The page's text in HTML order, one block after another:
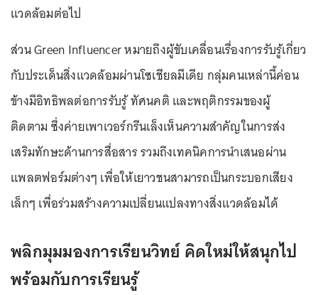
แวดล้อมต่อไป
ส่วน Green Influencer หมายถึงผู้ขับเคลื่อนเรื่องการรับรู้เกี่ยว
กับประเด็นสิ่งแวดล้อมผ่านโซเชียลมีเดีย กลุ่มคนเหล่านี้ค่อน
ข้างมีอิทธิพลต่อการรับรู้ ทัศนคติ และพฤติกรรมของผู้
ติดตาม ซึ่งค่ายเพาเวอร์กรีนเล็งเห็นความสำคัญในการส่ง
เสริมทักษะด้านการสื่อสาร รวมถึงเทคนิคการนำเสนอผ่าน
แพลตฟอร์มต่างๆ เพื่อให้เยาวชนสามารถเป็นกระบอกเสียง
เล็กๆ เพื่อร่วมสร้างความเปลี่ยนแปลงทางสิ่งแวดล้อมได้
พลิกมุมมองการเรียนวิทย์ คิดใหม่ให้สนุกไป
พร้อมกับการเรียนรู้